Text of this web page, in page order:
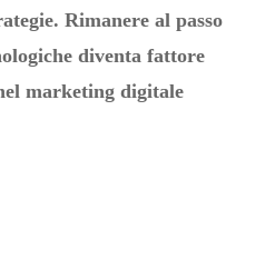
Rimanere al passo
diventa fattore
marketing digitale